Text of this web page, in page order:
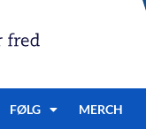
FØLG MERCH